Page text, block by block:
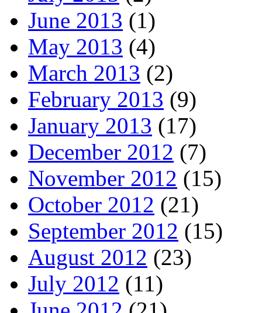
June 2013 (1)
May 2013 (4)
March 2013 (2)
February 2013 (9)
January 2013 (17)
December 2012 (7)
November 2012 (15)
October 2012 (21)
September 2012 (15)
August 2012 (23)
July 2012 (11)